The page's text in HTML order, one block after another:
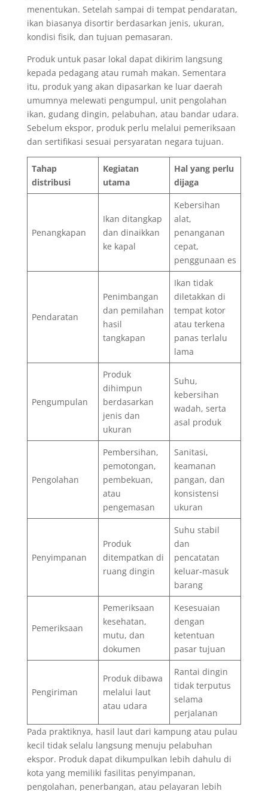
menentukan. Setelah sampai di tempat pendaratan,
ikan biasanya disortir berdasarkan jenis, ukuran,
kondisi fisik, dan tujuan pemasaran.
Produk untuk pasar lokal dapat dikirim langsung
kepada pedagang atau rumah makan. Sementara
itu, produk yang akan dipasarkan ke luar daerah
umumnya melewati pengumpul, unit pengolahan
ikan, gudang dingin, pelabuhan, atau bandar udara.
Sebelum ekspor, produk perlu melalui pemeriksaan
dan sertifikasi sesuai persyaratan negara tujuan.
Tahap
distribusi
Kegiatan
utama
Hal yang perlu
dijaga
Penangkapan
Ikan ditangkap
dan dinaikkan
ke kapal
Kebersihan
alat,
penanganan
cepat,
penggunaan es
Pendaratan
Penimbangan
dan pemilahan
hasil
tangkapan
Ikan tidak
diletakkan di
tempat kotor
atau terkena
panas terlalu
lama
Pengumpulan
Produk
dihimpun
berdasarkan
jenis dan
ukuran
Suhu,
kebersihan
wadah, serta
asal produk
Pengolahan
Pembersihan,
pemotongan,
pembekuan,
atau
pengemasan
Sanitasi,
keamanan
pangan, dan
konsistensi
ukuran
Penyimpanan
Produk
ditempatkan di
ruang dingin
Suhu stabil
dan
pencatatan
keluar-masuk
barang
Pemeriksaan
Pemeriksaan
kesehatan,
mutu, dan
dokumen
Kesesuaian
dengan
ketentuan
pasar tujuan
Pengiriman
Produk dibawa
melalui laut
atau udara
Rantai dingin
tidak terputus
selama
perjalanan
Pada praktiknya, hasil laut dari kampung atau pulau
kecil tidak selalu langsung menuju pelabuhan
ekspor. Produk dapat dikumpulkan lebih dahulu di
kota yang memiliki fasilitas penyimpanan,
pengolahan, penerbangan, atau pelayaran lebih